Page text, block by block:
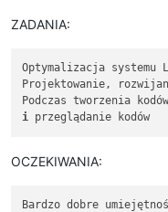
ZADANIA:
Optymalizacja systemu
Projektowanie,
Podczas tworzenia
i
OCZEKIWANIA:
Bardzo dobre